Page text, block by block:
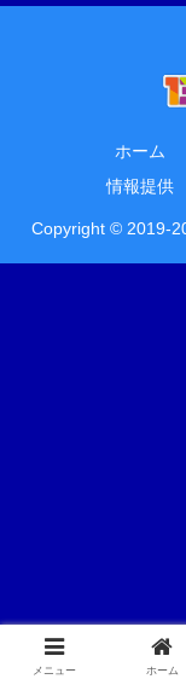
ホーム
情報提供
Copyright © 2019-
メニュー ホーム